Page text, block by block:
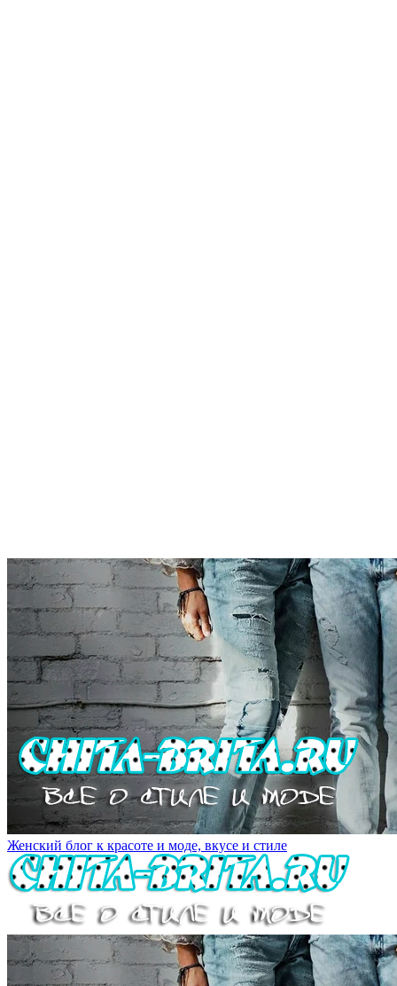
Женский блог к красоте и моде, вкусе и стиле